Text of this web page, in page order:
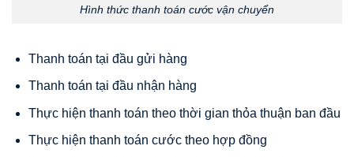
Hình thức thanh toán cước vận chuyển
Thanh toán tại đầu gửi hàng
Thanh toán tại đầu nhận hàng
Thực hiện thanh toán theo thời gian thỏa thuận ban đầu
Thực hiện thanh toán cước theo hợp đồng